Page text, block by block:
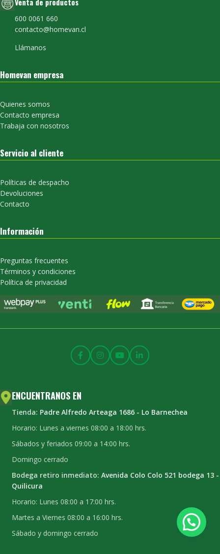
600 0061 660
contacto@homevan.cl
Llámanos
Homevan empresa
Quienes somos
Contacto empresa
Trabaja con nosotros
Servicio al cliente
Políticas de despacho
Devoluciones
Contacto
Información
Preguntas frecuentes
Términos y condiciones
Política de privacidad
ENCUENTRANOS EN
Tienda: Padre Alfredo Arteaga 1686 - Lo Barnechea
Horario: Lunes a viernes 08:00 a 18:00 hrs.
Sábados y feriados 09:00 a 14:00 hrs.
Domingo cerrado
Bodega retiro inmediato: Avenida Colo Colo 521 bodega 13 -
Quilicura
Horario: Lunes 08:00 a 17:00 hrs.
Martes a Viernes 08:00 a 16:00 hrs.
Sábado y domingo cerrado